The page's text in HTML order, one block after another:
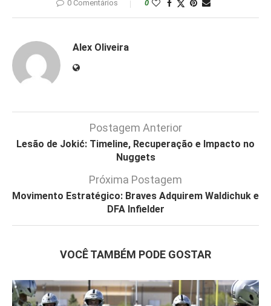
0 Comentários 0
Alex Oliveira
Postagem Anterior
Lesão de Jokić: Timeline, Recuperação e Impacto no
Nuggets
Próxima Postagem
Movimento Estratégico: Braves Adquirem Waldichuk e
DFA Infielder
VOCÊ TAMBÉM PODE GOSTAR